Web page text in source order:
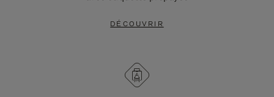
DÉCOUVRIR